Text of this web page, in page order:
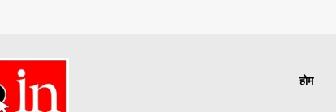
होम